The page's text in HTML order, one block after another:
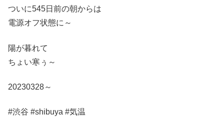
ついに545日前の朝からは
電源オフ状態に～
陽が暮れて
ちょい寒ぅ～
20230328～
#渋谷 #shibuya #気温